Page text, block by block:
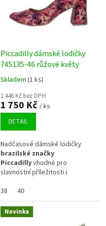
Piccadilly dámské lodičky
745135-46 růžové květy
Skladem (1 ks)
1 446 Kč bez DPH
1 750 Kč / ks
DETAIL
Nadčasové dámské lodičky
brazilské značky
Piccadillyvhodné pro
slavnostní příležitosti i
38
40
Novinka